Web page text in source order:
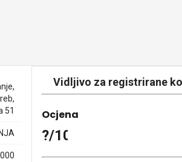
51
Vidljivo za registrirane
Ocjena
?/10